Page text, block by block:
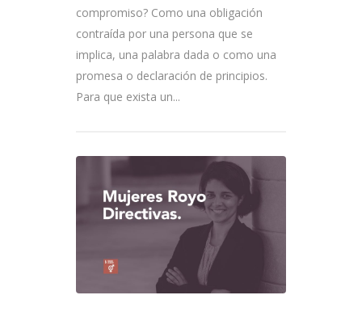
compromiso? Como una obligación
contraída por una persona que se
implica, una palabra dada o como una
promesa o declaración de principios.
Para que exista un...